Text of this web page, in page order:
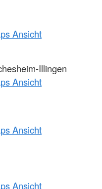
Ansicht
Illingen
Ansicht
Ansicht
Ansicht